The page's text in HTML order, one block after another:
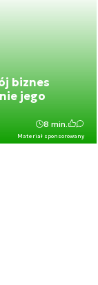
biznes
jego
Materiał sponsorowany
8 min.